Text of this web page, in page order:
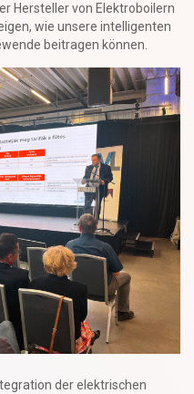
Hersteller von Elektroboilern
wie unsere intelligenten
beitragen können.
der elektrischen